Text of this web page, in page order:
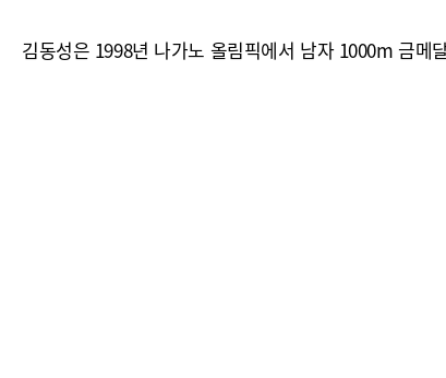
김동성은 1998년 나가노 올림픽에서 남자 1000m 금